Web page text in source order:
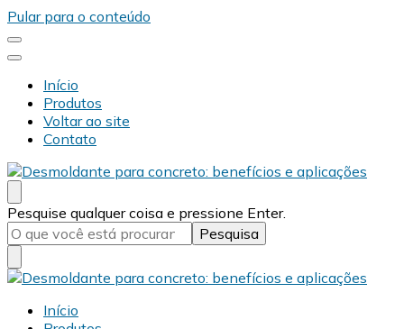
Pular para o conteúdo
Início
Produtos
Voltar ao site
Contato
Desmold
Blog Desmold
Procurando
algo?
Pesquise qualquer coisa e pressione Enter.
Desmold
Blog Desmold
Início